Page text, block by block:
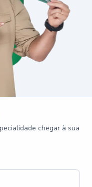
chegar à sua